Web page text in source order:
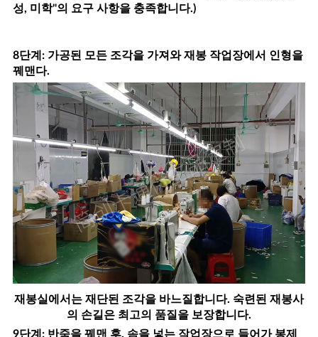
성, 미학"의 요구 사항을 충족합니다.)
8단계: 가공된 모든 조각을 가져와 재봉 작업장에서 인형을
꿰맨다.
재봉실에서는 재단된 조각을 바느질합니다. 숙련된 재봉사
의 손길은 최고의 품질을 보장합니다.
9단계: 반죽을 꿰맨 후, 솜을 넣는 작업장으로 들어가 봉제